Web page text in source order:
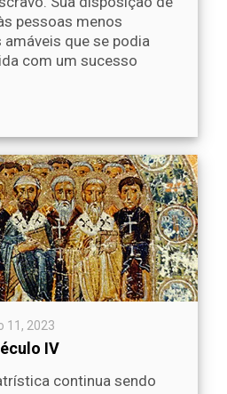
pessoas menos
amáveis que se podia
com um sucesso
11, 2023
IV
continua sendo